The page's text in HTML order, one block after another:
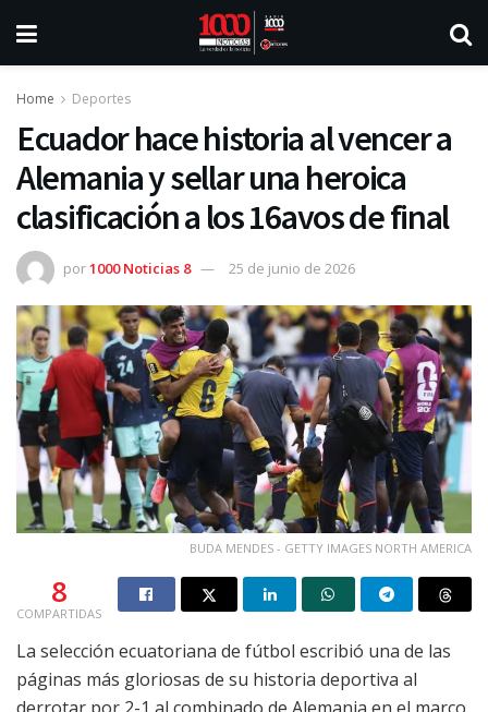
Home Deportes
Ecuador hace historia al vencer a
Alemania y sellar una heroica
clasificación a los 16avos de final
por1000 Noticias 8 25 de junio de 2026
BUDA MENDES - GETTY IMAGES NORTH AMERICA
8
COMPARTIDAS
La selección ecuatoriana de fútbol escribió una de las
páginas más gloriosas de su historia deportiva al